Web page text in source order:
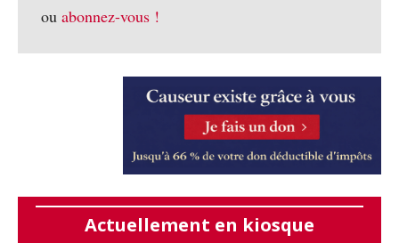
ou abonnez-vous !
Actuellement en kiosque